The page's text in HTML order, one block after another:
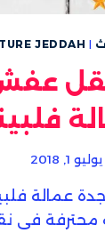
|
JEDDAH
يوليو 1, 2018
عمالة
محترفة فى